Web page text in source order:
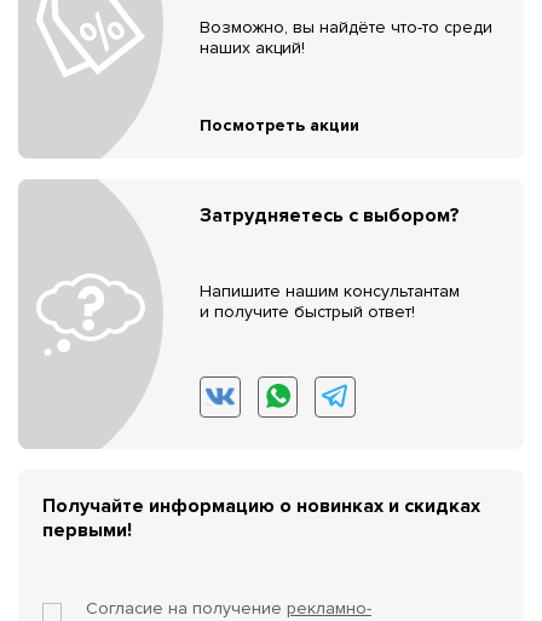
Возможно, вы найдёте что-то среди
наших акций!
Посмотреть акции
Затрудняетесь с выбором?
Напишите нашим консультантам
и получите быстрый ответ!
Получайте информацию о новинках и скидках
первыми!
Согласие на получение рекламно-